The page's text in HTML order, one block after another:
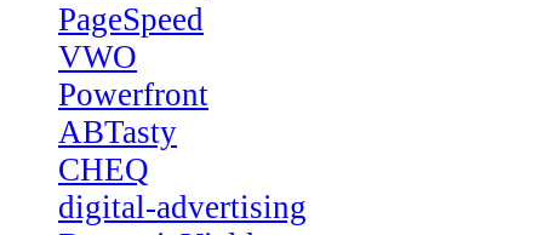
PageSpeed
VWO
Powerfront
ABTasty
CHEQ
digital-advertising